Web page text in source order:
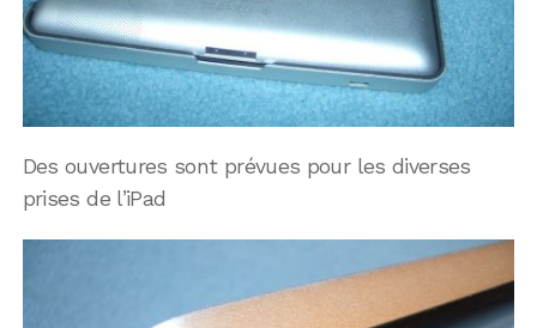
Des ouvertures sont prévues pour les diverses
prises de l’iPad